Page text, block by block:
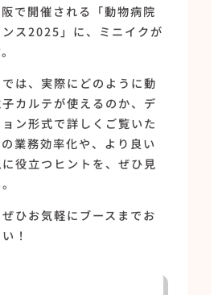
で開催される「動物病院
ス2025」に、ミニイクが
は、実際にどのように動
カルテが使えるのか、デ
ン形式で詳しくご覧いた
業務効率化や、より良い
役立つヒントを、ぜひ見
ひお気軽にブースまでお
！